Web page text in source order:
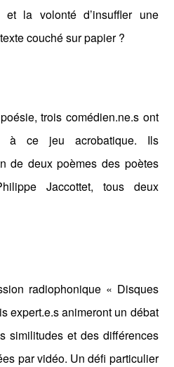
et la volonté d’insuffler une
couché sur papier ?
trois comédien.ne.s ont
à ce jeu acrobatique. Ils
de deux poèmes des poètes
Jaccottet, tous deux
radiophonique « Disques
expert.e.s animeront un débat
similitudes et des différences
par vidéo. Un défi particulier